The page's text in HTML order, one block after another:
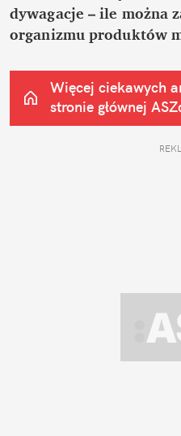
dywagacje – ile można
organizmu produktów
Więcej ciekawych
stronie głównej